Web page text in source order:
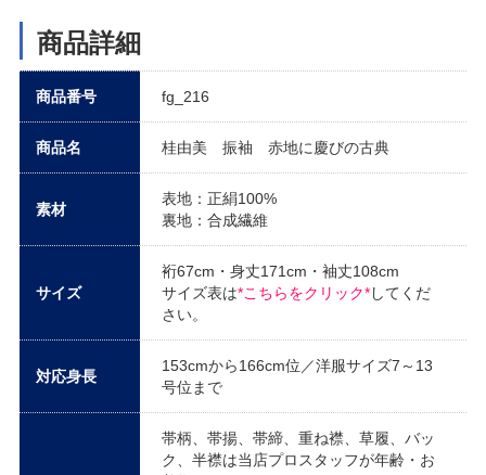
商品詳細
商品番号 fg_216
商品名 桂由美 振袖 赤地に慶びの古典
素材
表地：正絹100%
裏地：合成繊維
サイズ
裄67cm・身丈171cm・袖丈108cm
サイズ表は*こちらをクリック*してくだ
さい。
対応身長
153cmから166cm位／洋服サイズ7～13
号位まで
帯柄、帯揚、帯締、重ね襟、草履、バッ
ク、半襟は当店プロスタッフが年齢・お